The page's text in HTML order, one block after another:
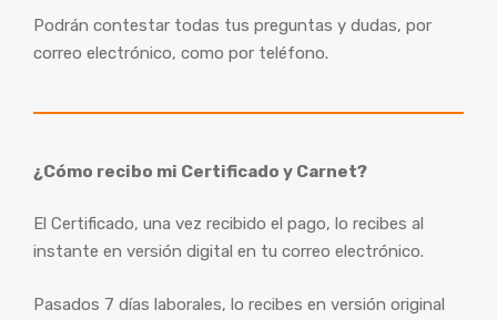
Podrán contestar todas tus preguntas y dudas, por
correo electrónico, como por teléfono.
¿Cómo recibo mi Certificado y Carnet?
El Certificado, una vez recibido el pago, lo recibes al
instante en versión digital en tu correo electrónico.
Pasados 7 días laborales, lo recibes en versión original